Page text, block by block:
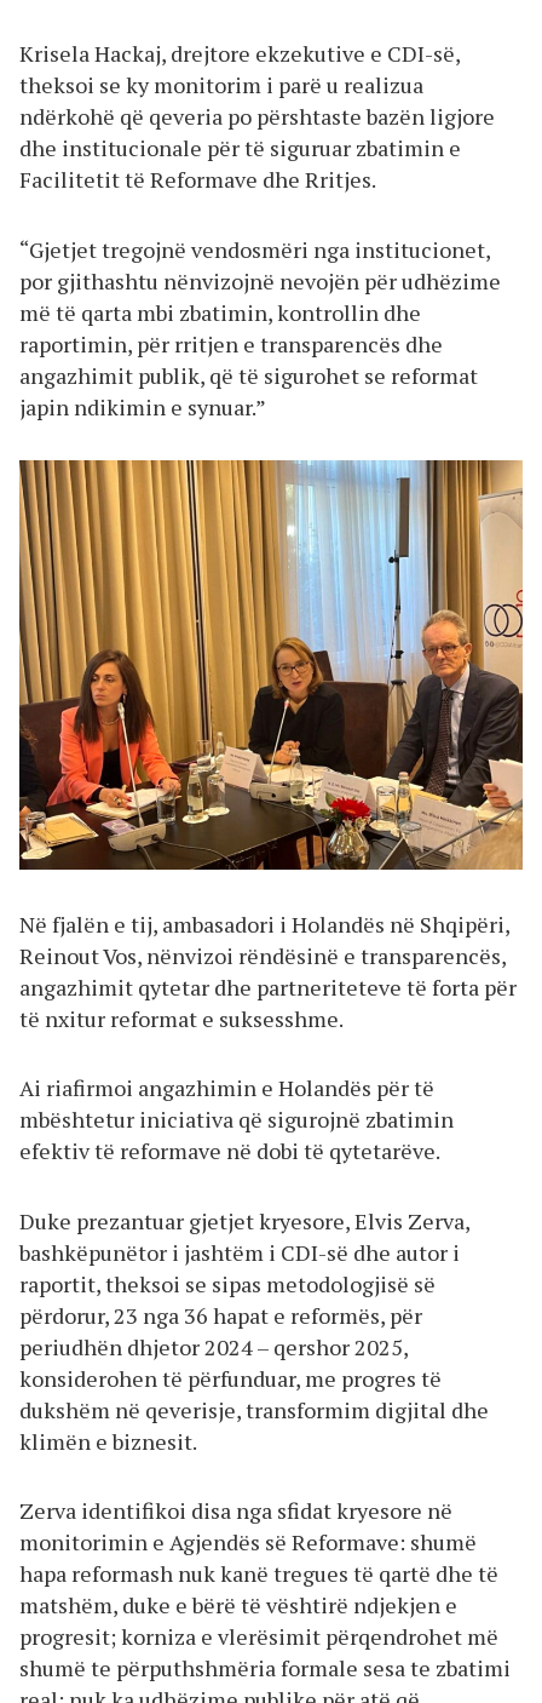
Krisela Hackaj, drejtore ekzekutive e CDI-së,
theksoi se ky monitorim i parë u realizua
ndërkohë që qeveria po përshtaste bazën ligjore
dhe institucionale për të siguruar zbatimin e
Facilitetit të Reformave dhe Rritjes.
“Gjetjet tregojnë vendosmëri nga institucionet,
por gjithashtu nënvizojnë nevojën për udhëzime
më të qarta mbi zbatimin, kontrollin dhe
raportimin, për rritjen e transparencës dhe
angazhimit publik, që të sigurohet se reformat
japin ndikimin e synuar.”
Në fjalën e tij, ambasadori i Holandës në Shqipëri,
Reinout Vos, nënvizoi rëndësinë e transparencës,
angazhimit qytetar dhe partneriteteve të forta për
të nxitur reformat e suksesshme.
Ai riafirmoi angazhimin e Holandës për të
mbështetur iniciativa që sigurojnë zbatimin
efektiv të reformave në dobi të qytetarëve.
Duke prezantuar gjetjet kryesore, Elvis Zerva,
bashkëpunëtor i jashtëm i CDI-së dhe autor i
raportit, theksoi se sipas metodologjisë së
përdorur, 23 nga 36 hapat e reformës, për
periudhën dhjetor 2024 – qershor 2025,
konsiderohen të përfunduar, me progres të
dukshëm në qeverisje, transformim digjital dhe
klimën e biznesit.
Zerva identifikoi disa nga sfidat kryesore në
monitorimin e Agjendës së Reformave: shumë
hapa reformash nuk kanë tregues të qartë dhe të
matshëm, duke e bërë të vështirë ndjekjen e
progresit; korniza e vlerësimit përqendrohet më
shumë te përputhshmëria formale sesa te zbatimi